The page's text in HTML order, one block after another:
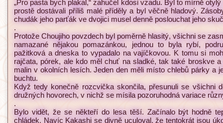
„Pro pasta bych plakal,“ zahučel kdosi vzadu. Byl to mírně
prostě dostávali příliš malé příděly a byl věčně hladový.
chudák jeho parťák ve dvojici musel denně poslouchat jeho
.
Protože Choujiho povzdech byl poměrně hlasitý, všichni se
namazané nějakou pomazánkou, jednou to byla rybí,
pažitková a dneska to vypadalo na vajíčkovou. K tomu si
rajčata, pórek, ale kdo měl chuť na sladké, tak také broskve
malin v okolních lesích. Jeden den měli místo chlebů párky a
buchtu.
Když tedy konečně rozcvička skončila, přesunuli se všichni
družných hovorech, v nichž se mísila pozoruhodná variace
.
Bylo vidět, že se někteří do lesa těší. Začínalo být hodně
chládek. Navíc Kakashi se divně uculoval, že tentokrát jsou